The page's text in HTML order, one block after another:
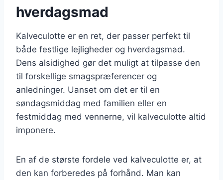
hverdagsmad
Kalveculotte er en ret, der passer perfekt til
både festlige lejligheder og hverdagsmad.
Dens alsidighed gør det muligt at tilpasse den
til forskellige smagspræferencer og
anledninger. Uanset om det er til en
søndagsmiddag med familien eller en
festmiddag med vennerne, vil kalveculotte altid
imponere.
En af de største fordele ved kalveculotte er, at
den kan forberedes på forhånd. Man kan